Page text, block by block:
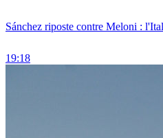
Sánchez riposte contre Meloni :
19:18